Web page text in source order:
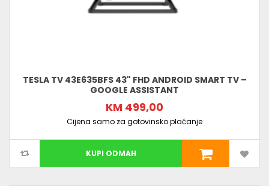
TESLA TV 43E635BFS 43" FHD ANDROID SMART TV –
GOOGLE ASSISTANT
KM 499,00
Cijena samo za gotovinsko plaćanje
KUPI ODMAH